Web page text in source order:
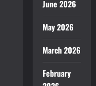
June 2026
May 2026
March 2026
February